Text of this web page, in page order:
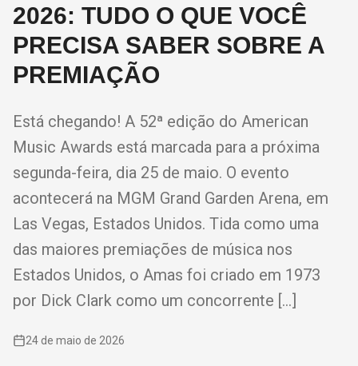
2026: TUDO O QUE VOCÊ
PRECISA SABER SOBRE A
PREMIAÇÃO
Está chegando! A 52ª edição do American
Music Awards está marcada para a próxima
segunda-feira, dia 25 de maio. O evento
acontecerá na MGM Grand Garden Arena, em
Las Vegas, Estados Unidos. Tida como uma
das maiores premiações de música nos
Estados Unidos, o Amas foi criado em 1973
por Dick Clark como um concorrente […]
24 de maio de 2026